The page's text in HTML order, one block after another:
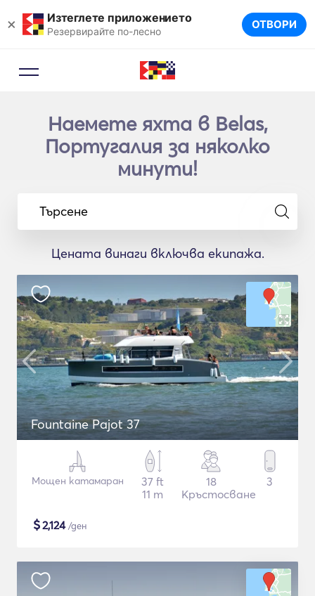
× Изтеглете приложението
Резервирайте по-лесно ОТВОРИ
Наемете яхта в Belas,
Португалия за няколко
минути!
Търсене
Цената винаги включва екипажа.
Fountaine Pajot 37
Мощен катамаран
37 ft
11 m
18
Кръстосване
3
$2,124/ден